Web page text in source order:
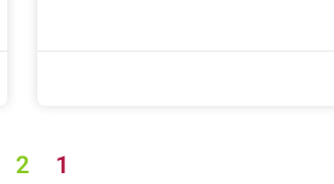
1
2